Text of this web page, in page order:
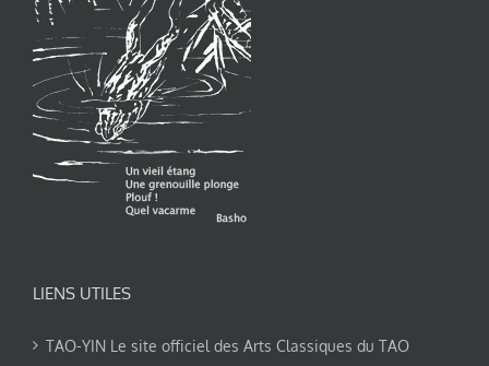
LIENS UTILES
TAO-YIN Le site officiel des Arts Classiques du TAO